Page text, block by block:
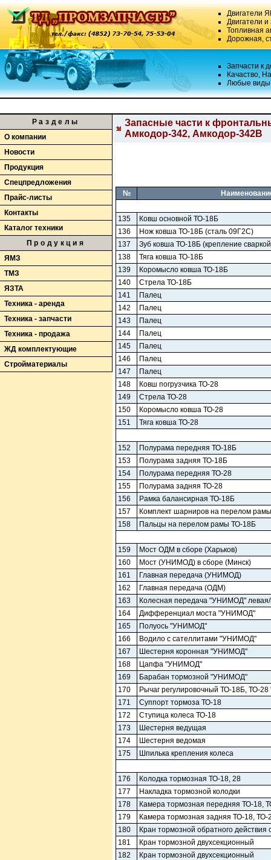
Двигатели
Двигатели
Топливная
Дорожная,
Запчасти к
Качаство,
Любые виды
Разделы
О компании
Новости
Продукция
Спецпредложения
Прайс-листы
Контакты
Каталог техники
Продукция
ЯМЗ
ТМЗ
ЯЗТА
Техника - аренда
Техника - запчасти
Техника - продажа
ЖД комплектующие
Стройматериалы
Запасные части к
Амкодор-342, Амкодор-342В
№
135
Ковш основной ТО-18Б
136
Нож ковша ТО-18Б (сталь 09Г2С)
137
Зуб ковша ТО-18Б (крепление
138
Тяга ковша ТО-18Б
139
Коромысло ковша ТО-18Б
140
Стрела ТО-18Б
141
Палец
142
Палец
143
Палец
144
Палец
145
Палец
146
Палец
147
Палец
148
Ковш погрузчика ТО-28
149
Стрела ТО-28
150
Коромысло ковша ТО-28
151
Тяга ковша ТО-28
152
Полурама передняя ТО-18Б
153
Полурама задняя ТО-18Б
154
Полурама передняя ТО-28
155
Полурама задняя ТО-28
156
Рамка балансирная ТО-18Б
157
Комплект шарниров на перелом
158
Пальцы на перелом рамы ТО-18Б
159
Мост ОДМ в сборе (Харьков)
160
Мост (УНИМОД) в сборе (Минск)
161
Главная передача (УНИМОД)
162
Главная передача (ОДМ)
163
Колесная передача "УНИМОД"
164
Дифференциал моста "УНИМОД"
165
Полуось "УНИМОД"
166
Водило с сателлитами "УНИМОД"
167
Шестерня коронная "УНИМОД"
168
Цапфа "УНИМОД"
169
Барабан тормозной "УНИМОД"
170
Рычаг регулировочный ТО-18Б, ТО-
171
Суппорт тормоза ТО-18
172
Ступица колеса ТО-18
173
Шестерня ведущая
174
Шестерня ведомая
175
Шпилька крепления колеса
176
Колодка тормозная ТО-18, 28
177
Накладка тормозной колодки
178
Камера тормозная передняя ТО-18,
179
Камера тормозная задняя ТО-18, ТО-
180
Кран тормозной обратного действия
181
Кран тормозной двухсекционный
182
Кран тормозной двухсекционный